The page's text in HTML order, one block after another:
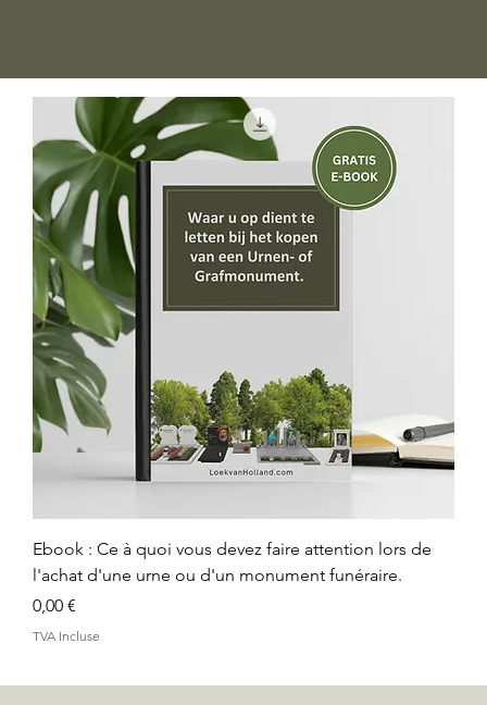
Ebook : Ce à quoi vous devez faire attention lors de
l'achat d'une urne ou d'un monument funéraire.
Prix
0,00 €
TVA Incluse